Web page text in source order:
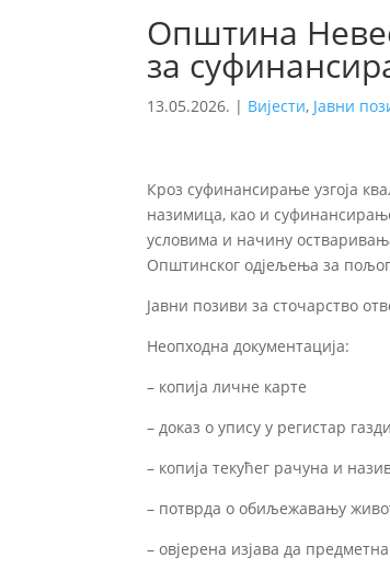
Општина
за
13.05.2026. | Вијести, Јавни
Кроз суфинансирање узгоја
назимица, као и
условима и начину
Општинског одјељења за
Јавни позиви за сточарство
Неопходна документација:
– копија личне карте
– доказ о упису у регистар
– копија текућег рачуна и
– потврда о обиљежавању
– овјерена изјава да